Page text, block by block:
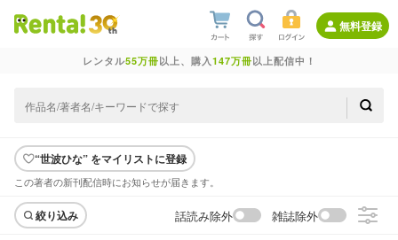
無料登録
レンタル55万冊以上、購入147万冊以上配信中！
“世波ひな” をマイリストに登録
この著者の新刊配信時にお知らせが届きます。
絞り込み 話読み除外 雑誌除外